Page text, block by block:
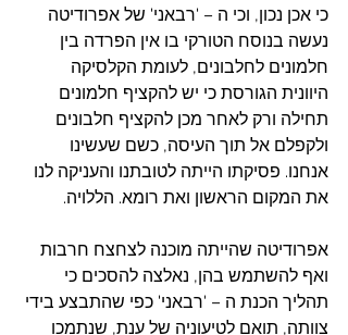
כי אכן נכון, וכי ה – 'רבאני' של אפרודיטה
נעשה בנוסח הטורקי בו אין הפרדה בין
חלמונים לחלבונים, לעומת הקלסיקה
היוונית הגורסת כי יש להקציף חלמונים
תחילה ורק לאחר מכן להקציף חלבונים
ולקפלם אל תוך העיסה, כשם שעשינו
אנחנו. פסיקתו הייתה לטובתנו והעניקה לנו
את המקום הראשון ואת רומא. הללויה.
אפרודיטה שהייתה מוכנה לצחצח חרבות
ואף להשתמש בהן, נאלצה להסכים כי
תהליך הכנת ה – 'רבאני' כפי שהתבצע בידי
צוותה, תואם לטיעוניה של ענת, שנתמכו